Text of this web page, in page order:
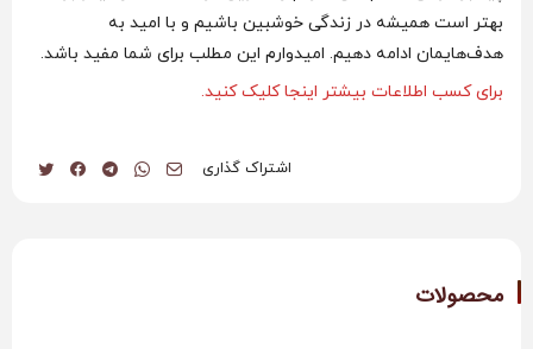
بهتر است همیشه در زندگی خوشبین باشیم و با امید به
هدف‌هایمان ادامه دهیم. امیدوارم این مطلب برای شما مفید باشد.
برای کسب اطلاعات بیشتر اینجا کلیک کنید.
اشتراک گذاری
محصولات